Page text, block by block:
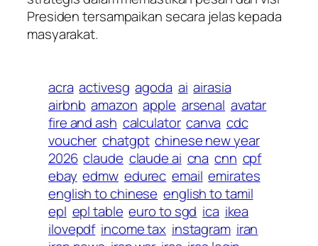
Presiden tersampaikan secara jelas kepada
masyarakat.
acra activesg agoda ai airasia
airbnb amazon apple arsenal avatar
fire and ash calculator canva cdc
voucher chatgpt chinese new year
2026 claude claude ai cna cnn cpf
ebay edmw edurec email emirates
english to chinese english to tamil
epl epl table euro to sgd ica ikea
ilovepdf income tax instagram iran